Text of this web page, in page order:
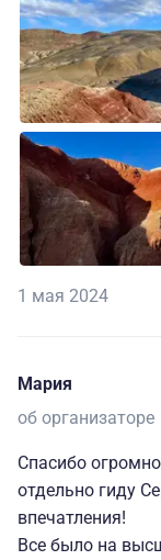
Не везде есть
плохая
В номерах
чайниками,
1 мая 2024
Мария
об организаторе
Спасибо
отдельно гиду
впечатления!
Все было на